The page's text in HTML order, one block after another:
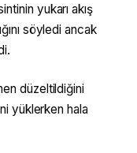
yukarı akış
söyledi ancak
düzeltildiğini
yüklerken hala